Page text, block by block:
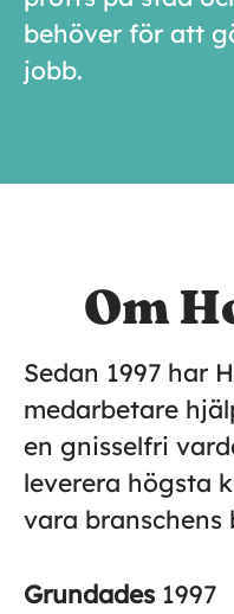
behöver för att
jobb.
Om
Sedan 1997 har
medarbetare
en gnisselfri
leverera högsta
vara branschens
Grundades 1997